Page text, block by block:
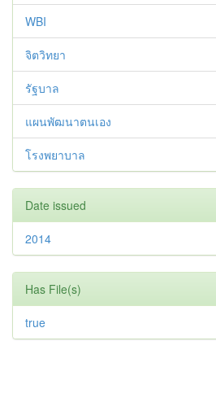
WBI
จิตวิทยา
รัฐบาล
แผนพัฒนาตนเอง
โรงพยาบาล
Date issued
2014
Has File(s)
true